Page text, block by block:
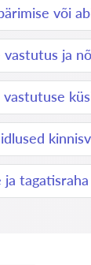
või
ja